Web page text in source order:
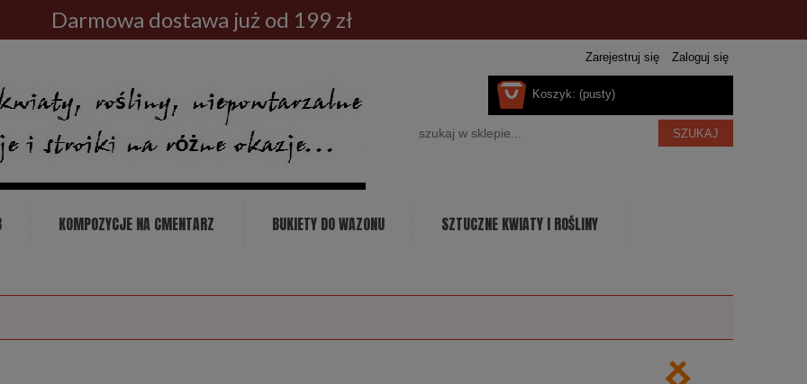
Darmowa dostawa już od 199 zł
Zarejestruj się Zaloguj się
Koszyk: (pusty)
SZUKAJ
KOMPOZYCJE NA CMENTARZ BUKIETY DO WAZONU SZTUCZNE KWIATY I ROŚLINY